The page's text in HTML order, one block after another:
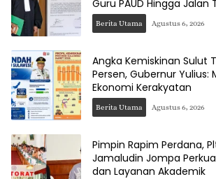
Guru PAUD Hingga Jalan
Berita Utama Agustus 6, 2026
Angka Kemiskinan Sulut
Persen, Gubernur Yulius:
Ekonomi Kerakyatan
Berita Utama Agustus 6, 2026
Pimpin Rapim Perdana,
Jamaludin Jompa
dan Layanan Akademik